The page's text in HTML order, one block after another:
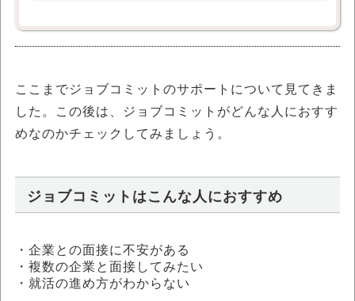
ここまでジョブコミットのサポートについて見てきま
した。この後は、ジョブコミットがどんな人におすす
めなのかチェックしてみましょう。
ジョブコミットはこんな人におすすめ
・企業との面接に不安がある
・複数の企業と面接してみたい
・就活の進め方がわからない